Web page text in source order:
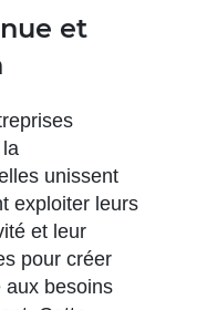
et
unissent
exploiter leurs
et leur
pour créer
aux besoins